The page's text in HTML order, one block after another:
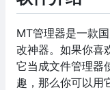
MT管理器是一款
改神器。如果你喜
它当成文件管理器
趣，那么你可以用